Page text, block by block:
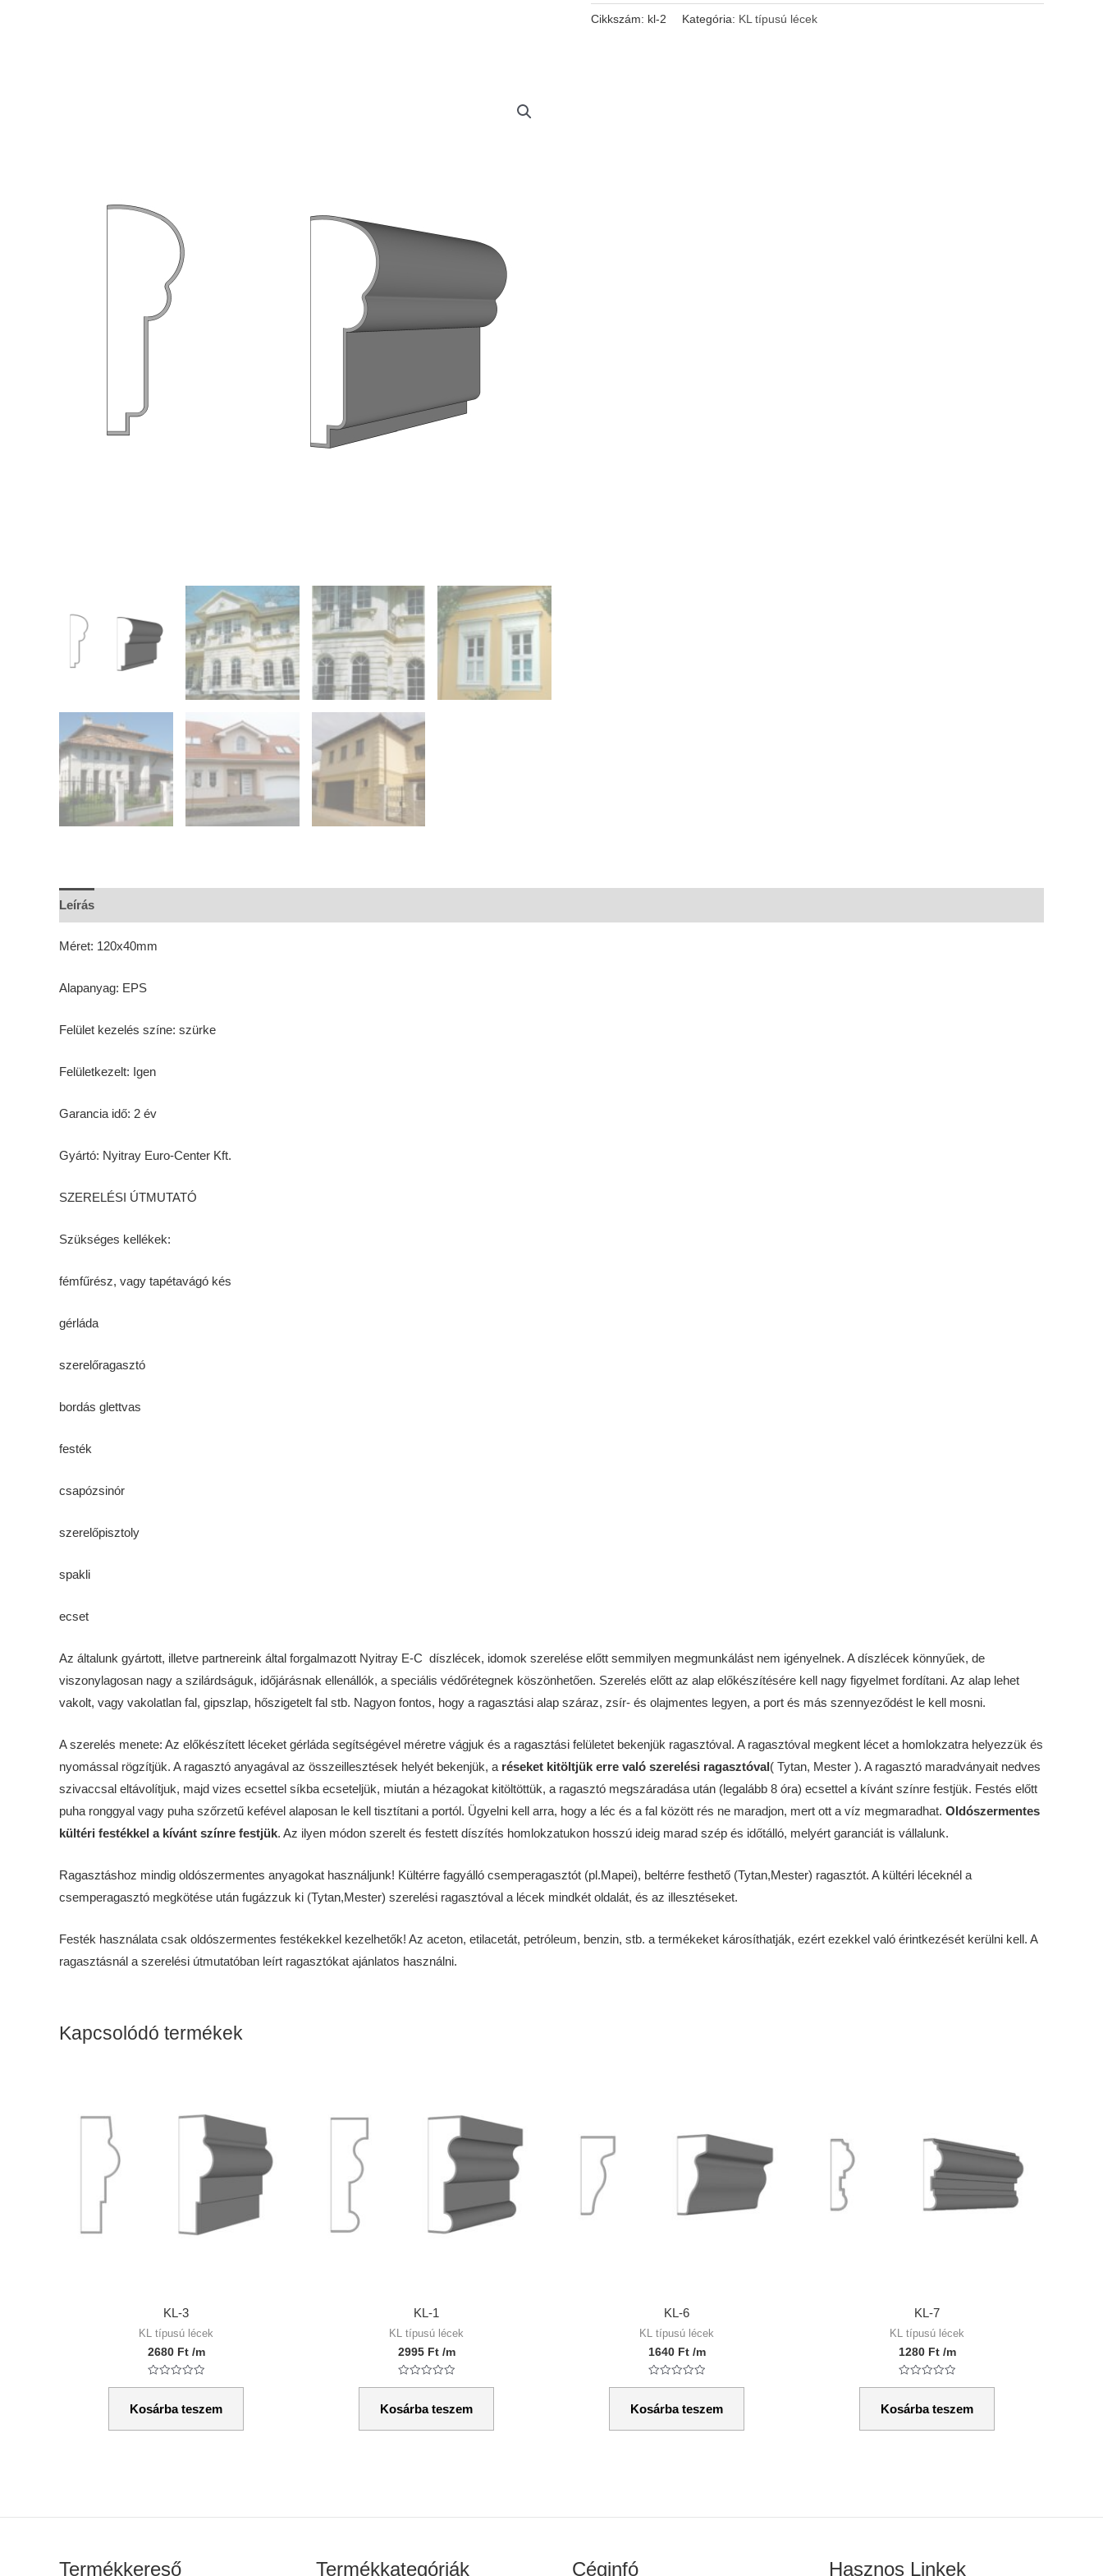
Cikkszám: kl-2 Kategória: KL típusú lécek
Leírás
Méret: 120x40mm
Alapanyag: EPS
Felület kezelés színe: szürke
Felületkezelt: Igen
Garancia idő: 2 év
Gyártó: Nyitray Euro-Center Kft.
SZERELÉSI ÚTMUTATÓ
Szükséges kellékek:
fémfűrész, vagy tapétavágó kés
gérláda
szerelőragasztó
bordás glettvas
festék
csapózsinór
szerelőpisztoly
spakli
ecset
Az általunk gyártott, illetve partnereink által forgalmazott Nyitray E-C díszlécek, idomok szerelése előtt semmilyen megmunkálást nem igényelnek. A díszlécek könnyűek, de
viszonylagosan nagy a szilárdságuk, időjárásnak ellenállók, a speciális védőrétegnek köszönhetően. Szerelés előtt az alap előkészítésére kell nagy figyelmet fordítani. Az alap lehet
vakolt, vagy vakolatlan fal, gipszlap, hőszigetelt fal stb. Nagyon fontos, hogy a ragasztási alap száraz, zsír- és olajmentes legyen, a port és más szennyeződést le kell mosni.
A szerelés menete: Az előkészített léceket gérláda segítségével méretre vágjuk és a ragasztási felületet bekenjük ragasztóval. A ragasztóval megkent lécet a homlokzatra helyezzük és
nyomással rögzítjük. A ragasztó anyagával az összeillesztések helyét bekenjük, a réseket kitöltjük erre való szerelési ragasztóval( Tytan, Mester ). A ragasztó maradványait nedves
szivaccsal eltávolítjuk, majd vizes ecsettel síkba ecseteljük, miután a hézagokat kitöltöttük, a ragasztó megszáradása után (legalább 8 óra) ecsettel a kívánt színre festjük. Festés előtt
puha ronggyal vagy puha szőrzetű kefével alaposan le kell tisztítani a portól. Ügyelni kell arra, hogy a léc és a fal között rés ne maradjon, mert ott a víz megmaradhat. Oldószermentes
kültéri festékkel a kívánt színre festjük. Az ilyen módon szerelt és festett díszítés homlokzatukon hosszú ideig marad szép és időtálló, melyért garanciát is vállalunk.
Ragasztáshoz mindig oldószermentes anyagokat használjunk! Kültérre fagyálló csemperagasztót (pl.Mapei), beltérre festhető (Tytan,Mester) ragasztót. A kültéri léceknél a
csemperagasztó megkötése után fugázzuk ki (Tytan,Mester) szerelési ragasztóval a lécek mindkét oldalát, és az illesztéseket.
Festék használata csak oldószermentes festékekkel kezelhetők! Az aceton, etilacetát, petróleum, benzin, stb. a termékeket károsíthatják, ezért ezekkel való érintkezését kerülni kell. A
ragasztásnál a szerelési útmutatóban leírt ragasztókat ajánlatos használni.
Kapcsolódó termékek
KL-3
KL típusú lécek
2680 Ft /m
Értékelés:
/
5
Kosárba teszem
KL-1
KL típusú lécek
2995 Ft /m
Értékelés:
/
5
Kosárba teszem
KL-6
KL típusú lécek
1640 Ft /m
Értékelés:
/
5
Kosárba teszem
KL-7
KL típusú lécek
1280 Ft /m
Értékelés:
/
5
Kosárba teszem
Termékkereső Termékkategóriák Céginfó Hasznos Linkek